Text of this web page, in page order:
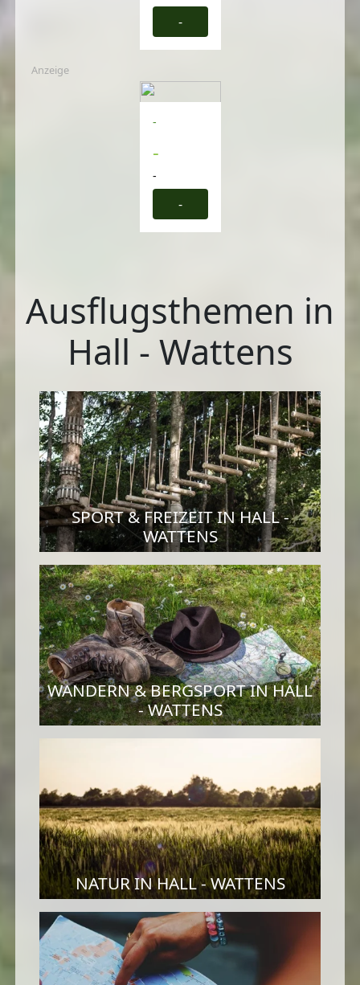
-
Anzeige
-
-
-
-
Ausflugsthemen in
Hall - Wattens
SPORT & FREIZEIT IN HALL -
WATTENS
WANDERN & BERGSPORT IN HALL
- WATTENS
NATUR IN HALL - WATTENS